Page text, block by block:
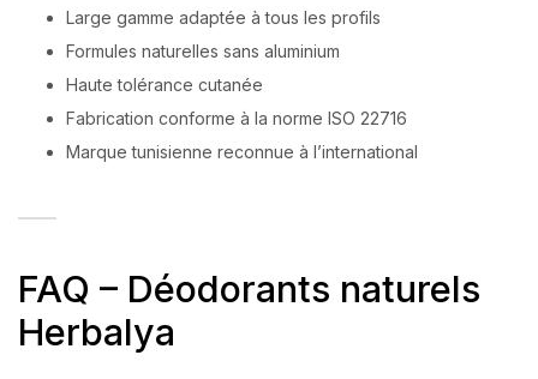
Large gamme adaptée à tous les profils
Formules naturelles sans aluminium
Haute tolérance cutanée
Fabrication conforme à la norme ISO 22716
Marque tunisienne reconnue à l’international
FAQ – Déodorants naturels
Herbalya